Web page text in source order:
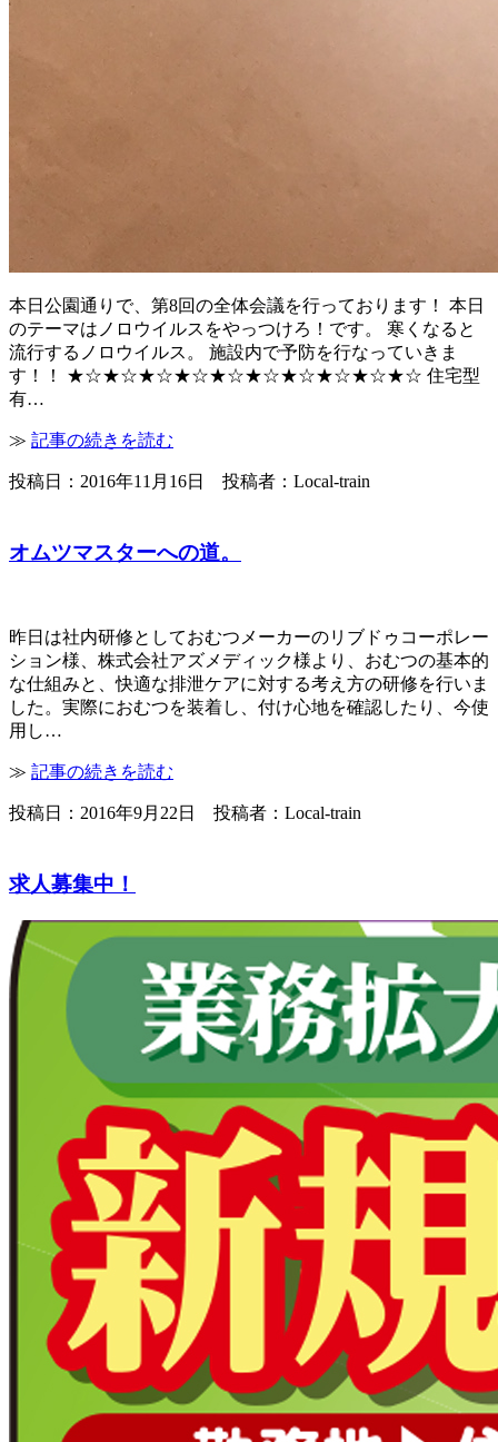
本日公園通りで、第8回の全体会議を行っております！ 本日
のテーマはノロウイルスをやっつけろ！です。 寒くなると
流行するノロウイルス。 施設内で予防を行なっていきま
す！！ ★☆★☆★☆★☆★☆★☆★☆★☆★☆★☆ 住宅型
有…
≫ 記事の続きを読む
投稿日：2016年11月16日 投稿者：Local-train
オムツマスターへの道。
昨日は社内研修としておむつメーカーのリブドゥコーポレー
ション様、株式会社アズメディック様より、おむつの基本的
な仕組みと、快適な排泄ケアに対する考え方の研修を行いま
した。実際におむつを装着し、付け心地を確認したり、今使
用し…
≫ 記事の続きを読む
投稿日：2016年9月22日 投稿者：Local-train
求人募集中！